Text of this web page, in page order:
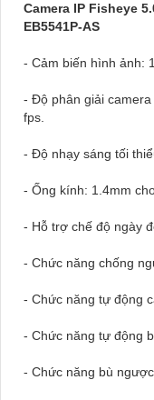
Camera IP Fisheye
EB5541P-AS
- Cảm biến hình ảnh:
- Độ phân giải
fps.
- Độ nhạy sáng tối
- Ống kính: 1.4mm
- Hỗ trợ chế độ ngày
- Chức năng chống
- Chức năng tự động
- Chức năng tự động
- Chức năng bù